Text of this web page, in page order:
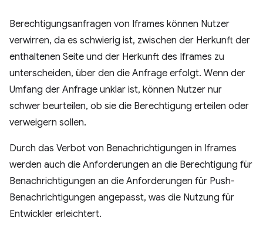
Berechtigungsanfragen von Iframes können Nutzer
verwirren, da es schwierig ist, zwischen der Herkunft der
enthaltenen Seite und der Herkunft des Iframes zu
unterscheiden, über den die Anfrage erfolgt. Wenn der
Umfang der Anfrage unklar ist, können Nutzer nur
schwer beurteilen, ob sie die Berechtigung erteilen oder
verweigern sollen.
Durch das Verbot von Benachrichtigungen in Iframes
werden auch die Anforderungen an die Berechtigung für
Benachrichtigungen an die Anforderungen für Push-
Benachrichtigungen angepasst, was die Nutzung für
Entwickler erleichtert.